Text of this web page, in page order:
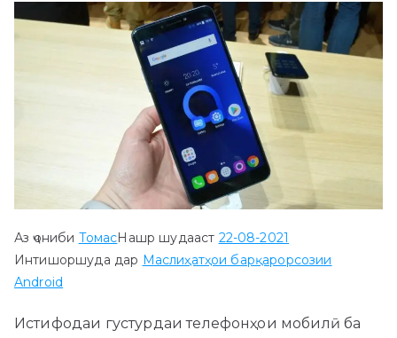
Аз ҷониби ТомасНашр шудааст 22-08-2021
Интишоршуда дар Маслиҳатҳои барқарорсозии
Android
Истифодаи густурдаи телефонҳои мобилӣ ба